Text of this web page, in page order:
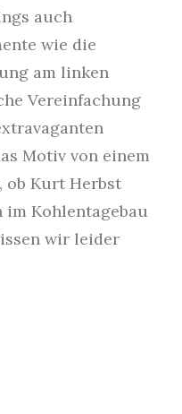
auch
wie die
am linken
Vereinfachung
Motiv von einem
ob Kurt Herbst
Kohlentagebau
wir leider